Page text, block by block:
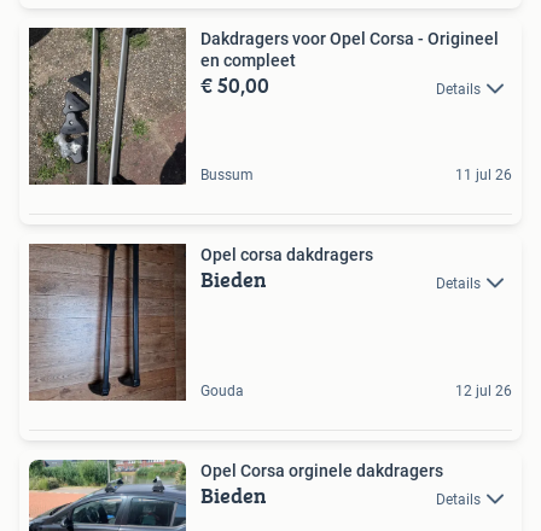
Dakdragers voor Opel Corsa - Origineel
en compleet
€ 50,00 Details
Bussum 11 jul 26
Opel corsa dakdragers
Bieden Details
Gouda 12 jul 26
Opel Corsa orginele dakdragers
Bieden Details